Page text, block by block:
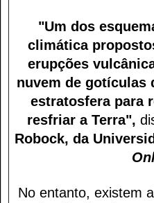
"Um dos
climática
erupções
nuvem de gotículas
estratosfera para
resfriar a Terra",
Robock, da
No entanto, existem